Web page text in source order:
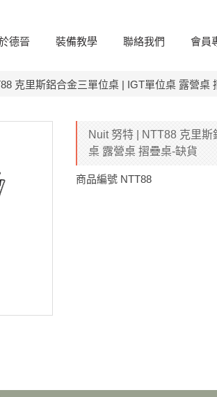
德晉 裝備教學 聯絡我們 會員
克里斯鋁合金三單位桌 | IGT單位桌 露營桌
Nuit 努特 | NTT88 克里
桌 露營桌 摺疊桌-缺貨
商品編號 NTT88